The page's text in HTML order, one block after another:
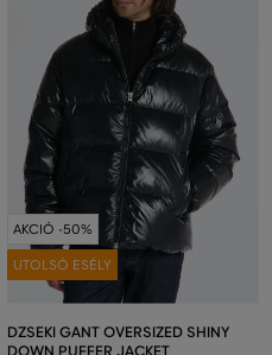
AKCIÓ -50%
UTOLSÓ ESÉLY
DZSEKI GANT OVERSIZED SHINY
DOWN PUFFER JACKET